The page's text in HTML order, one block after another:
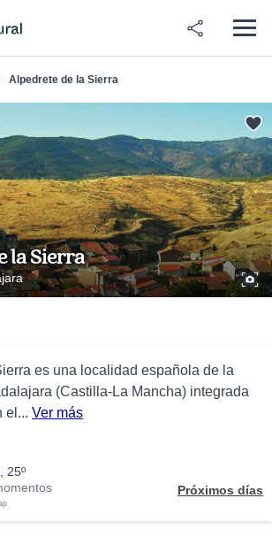
Alpedrete de la Sierra
la Sierra
es una localidad española de la
(Castilla-La Mancha) integrada
el... Ver más
25º
Próximos días